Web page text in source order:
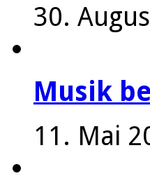
30.
Musik
11. Mai